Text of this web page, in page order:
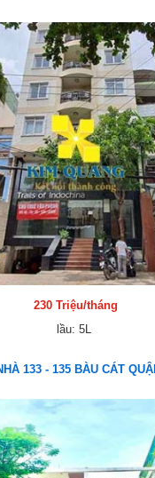
230 Triệu/tháng
lầu: 5L
133 - 135 BÀU CÁT